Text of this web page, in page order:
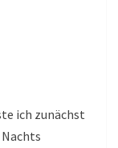
ich zunächst